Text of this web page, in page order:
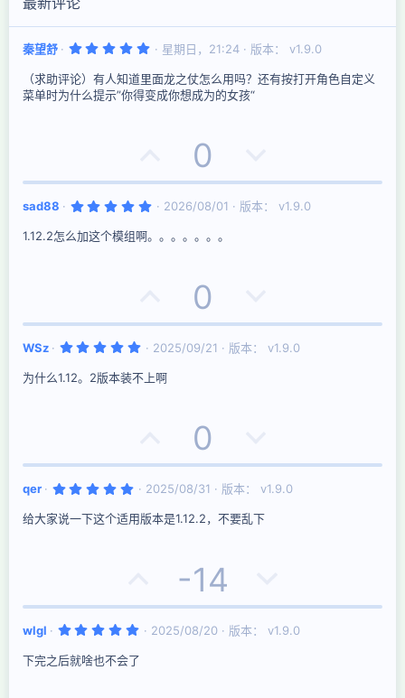
秦望舒
5
0
0
星
星期日，21:24 版本： v1.9.0
（求助评论）有人知道里面龙之仗怎么用吗？还有按打开角色自定义
菜单时为什么提示”你得变成你想成为的女孩“
好
评
0
决
票
sad88
5
0
2026/08/01 版本： v1.9.0
1.12.2怎么加这个模组啊。。。。。。。
好
评
0
决
票
WSz
5
0
0
2025/09/21 版本： v1.9.0
为什么1.12。2版本装不上啊
好
评
0
决
票
qer
5
0
0
2025/08/31 版本： v1.9.0
给大家说一下这个适用版本是1.12.2，不要乱下
好
评
-14
决
票
wlgl
5
0
2025/08/20 版本： v1.9.0
下完之后就啥也不会了